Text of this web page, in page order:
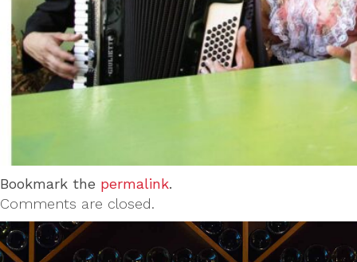
Bookmark the permalink.
Comments are closed.